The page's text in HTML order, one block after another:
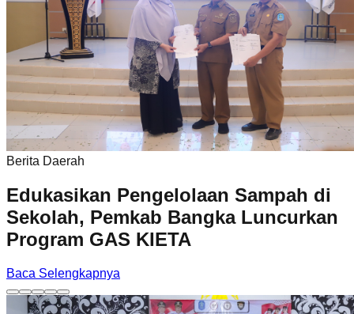
Berita Daerah
Edukasikan Pengelolaan Sampah di
Sekolah, Pemkab Bangka Luncurkan
Program GAS KIETA
Baca Selengkapnya